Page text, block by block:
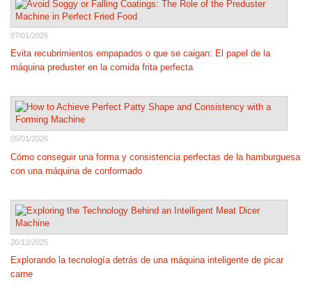
07/01/2026
Evita recubrimientos empapados o que se caigan: El papel de la
máquina preduster en la comida frita perfecta
05/01/2026
Cómo conseguir una forma y consistencia perfectas de la hamburguesa
con una máquina de conformado
26/12/2025
Explorando la tecnología detrás de una máquina inteligente de picar
carne